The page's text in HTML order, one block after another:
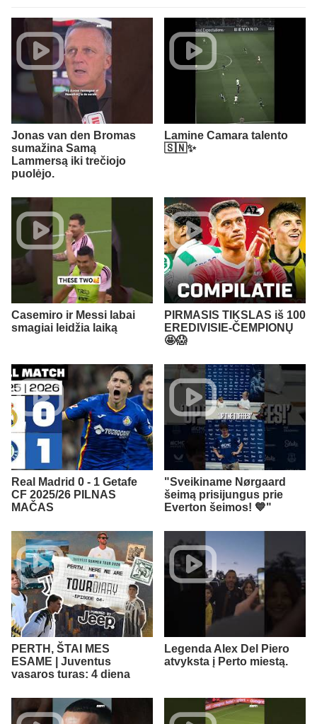
Jonas van den Bromas
sumažina Samą
Lammersą iki trečiojo
puolėjo.
Lamine Camara talento
🇸🇳✨
Casemiro ir Messi labai
smagiai leidžia laiką
PIRMASIS TIKSLAS iš 100
EREDIVISIE-ČEMPIONŲ
🤩😱
Real Madrid 0 - 1 Getafe
CF 2025/26 PILNAS
MAČAS
"Sveikiname Nørgaard
šeimą prisijungus prie
Everton šeimos! 💙"
PERTH, ŠTAI MES
ESAME | Juventus
vasaros turas: 4 diena
Legenda Alex Del Piero
atvyksta į Perto miestą.